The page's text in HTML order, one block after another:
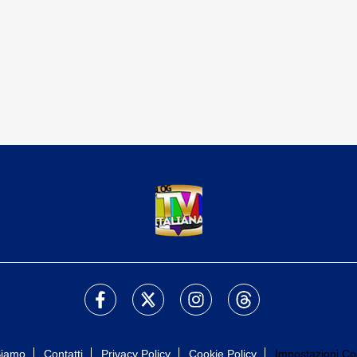
Contatti Privacy Policy Cookie Policy Impostazioni